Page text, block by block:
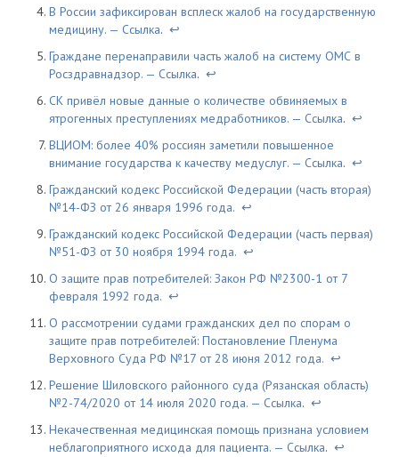
В России зафиксирован всплеск жалоб на государственную
медицину. — Ссылка. ↩
Граждане перенаправили часть жалоб на систему ОМС в
Росздравнадзор. — Ссылка. ↩
СК привёл новые данные о количестве обвиняемых в
ятрогенных преступлениях медработников. — Ссылка. ↩
ВЦИОМ: более 40% россиян заметили повышенное
внимание государства к качеству медуслуг. — Ссылка. ↩
Гражданский кодекс Российской Федерации (часть вторая)
№14-ФЗ от 26 января 1996 года. ↩
Гражданский кодекс Российской Федерации (часть первая)
№51-ФЗ от 30 ноября 1994 года. ↩
О защите прав потребителей: Закон РФ №2300-1 от 7
февраля 1992 года. ↩
О рассмотрении судами гражданских дел по спорам о
защите прав потребителей: Постановление Пленума
Верховного Суда РФ №17 от 28 июня 2012 года. ↩
Решение Шиловского районного суда (Рязанская область)
№2-74/2020 от 14 июля 2020 года. — Ссылка. ↩
Некачественная медицинская помощь признана условием
неблагоприятного исхода для пациента. — Ссылка. ↩